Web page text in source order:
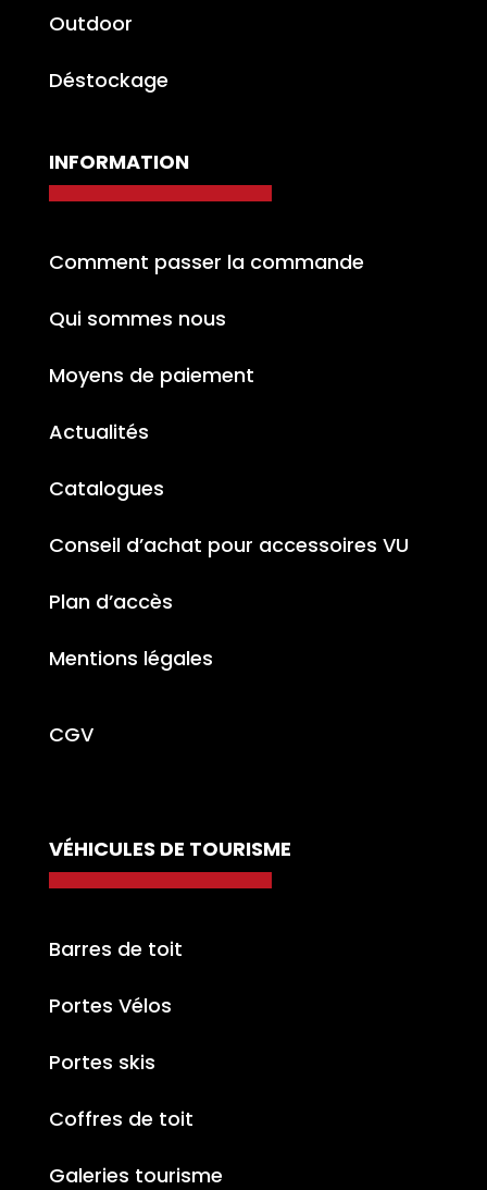
Outdoor
Déstockage
INFORMATION
Comment passer la commande
Qui sommes nous
Moyens de paiement
Actualités
Catalogues
Conseil d’achat pour accessoires VU
Plan d’accès
Mentions légales
CGV
VÉHICULES DE TOURISME
Barres de toit
Portes Vélos
Portes skis
Coffres de toit
Galeries tourisme